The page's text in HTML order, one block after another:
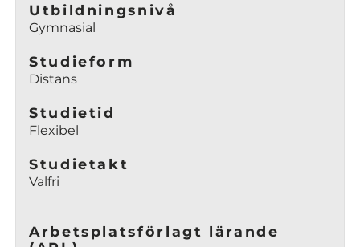
Utbildningsnivå
Gymnasial
Studieform
Distans
Studietid
Flexibel
Studietakt
Valfri
Arbetsplatsförlagt lärande